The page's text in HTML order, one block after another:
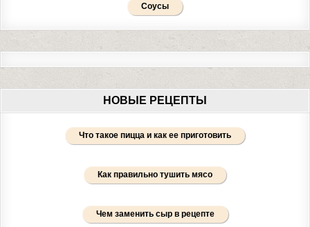
Соусы
НОВЫЕ РЕЦЕПТЫ
Что такое пицца и как ее приготовить
Как правильно тушить мясо
Чем заменить сыр в рецепте